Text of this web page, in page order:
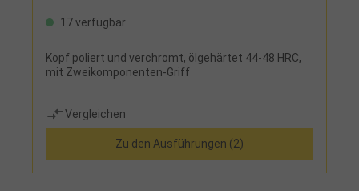
17 verfügbar
Kopf poliert und verchromt, ölgehärtet 44-48 HRC,
mit Zweikomponenten-Griff
Vergleichen
Zu den Ausführungen (2)